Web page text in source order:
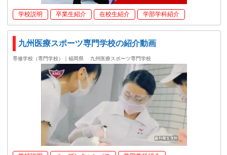
学校説明 卒業生紹介 在校生紹介 学部学科紹介
九州医療スポーツ専門学校の紹介動画
専修学校（専門学校）｜福岡県 九州医療スポーツ専門学校